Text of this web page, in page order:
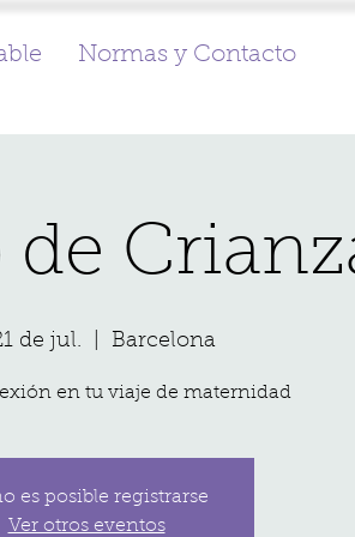
Normas y Contacto
de
de jul. Barcelona
en tu viaje de maternidad
es posible registrarse
Ver otros eventos